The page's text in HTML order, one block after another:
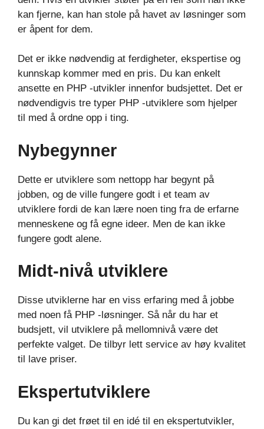
kan fjerne, kan han stole på havet av løsninger som
er åpent for dem.
Det er ikke nødvendig at ferdigheter, ekspertise og
kunnskap kommer med en pris. Du kan enkelt
ansette en PHP -utvikler innenfor budsjettet. Det er
nødvendigvis tre typer PHP -utviklere som hjelper
til med å ordne opp i ting.
Nybegynner
Dette er utviklere som nettopp har begynt på
jobben, og de ville fungere godt i et team av
utviklere fordi de kan lære noen ting fra de erfarne
menneskene og få egne ideer. Men de kan ikke
fungere godt alene.
Midt-nivå utviklere
Disse utviklerne har en viss erfaring med å jobbe
med noen få PHP -løsninger. Så når du har et
budsjett, vil utviklere på mellomnivå være det
perfekte valget. De tilbyr lett service av høy kvalitet
til lave priser.
Ekspertutviklere
Du kan gi det frøet til en idé til en ekspertutvikler,